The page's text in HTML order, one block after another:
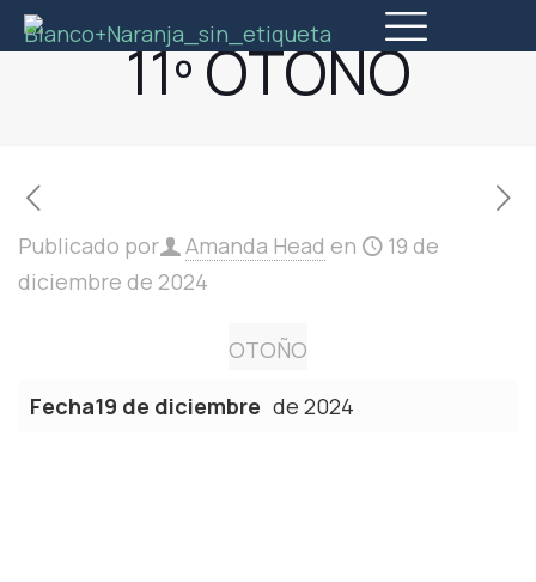
11º OTOÑO
Publicado por Amanda Head en
19 de
diciembre de 2024
OTOÑO
Fecha19 de diciembre de 2024